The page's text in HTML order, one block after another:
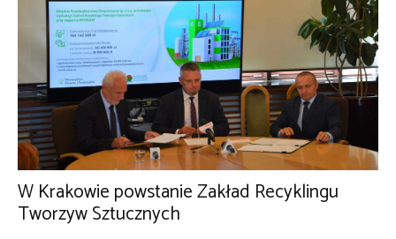
W Krakowie powstanie Zakład Recyklingu
Tworzyw Sztucznych